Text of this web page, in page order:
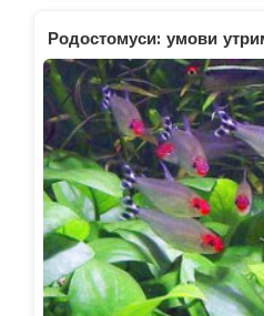
Родостомуси: умови